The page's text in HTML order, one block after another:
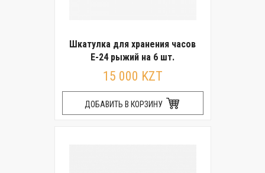
Шкатулка для хранения часов
E-24 рыжий на 6 шт.
15 000 KZT
ДОБАВИТЬ В КОРЗИНУ